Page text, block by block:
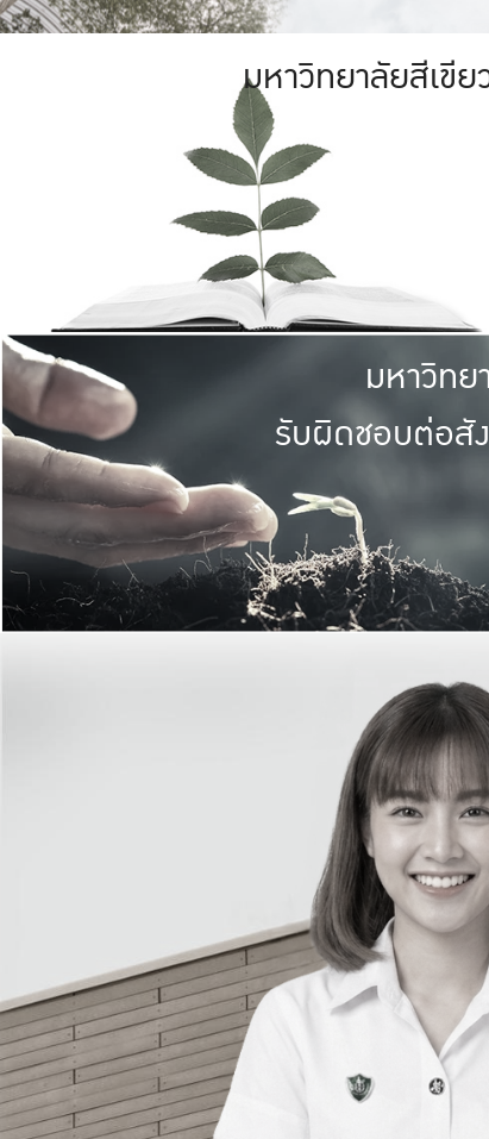
มหาวิทยาลัยสีเขีย
มหาวิทย
รับผิดชอบต่อสั